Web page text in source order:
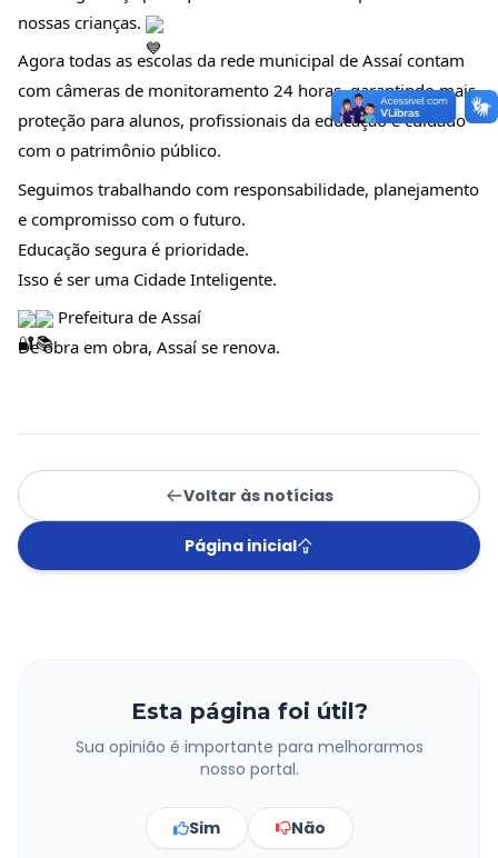
nossas crianças.
Agora todas as escolas da rede municipal de Assaí contam
com câmeras de monitoramento 24 horas, garantindo mais
proteção para alunos, profissionais da educação e cuidado
com o patrimônio público.
Seguimos trabalhando com responsabilidade, planejamento
e compromisso com o futuro.
Educação segura é prioridade.
Isso é ser uma Cidade Inteligente.
Prefeitura de Assaí
De obra em obra, Assaí se renova.
Voltar às notícias
Página inicial
Esta página foi útil?
Sua opinião é importante para melhorarmos
nosso portal.
Sim Não